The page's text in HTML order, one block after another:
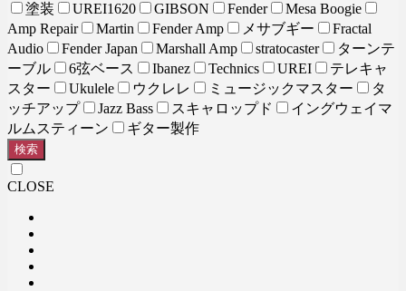
塗装
UREI1620 GIBSON Fender
Mesa Boogie
Amp Repair
Martin Fender Amp メサブギー
Fractal
Audio
Fender Japan Marshall Amp stratocaster
ターンテ
ーブル
6弦ベース Ibanez Technics UREI
テレキャ
スター
Ukulele ウクレレ ミュージックマスター
タ
ッチアップ
Jazz Bass スキャロップド
イングウェイマ
ルムスティーン
ギター製作
検索
CLOSE